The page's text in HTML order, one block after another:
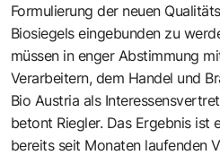
Formulierung der neuen
Biosiegels eingebunden zu
müssen in enger Abstimmung
Verarbeitern, dem Handel und
Bio Austria als
betont Riegler. Das Ergebnis ist
bereits seit Monaten laufenden